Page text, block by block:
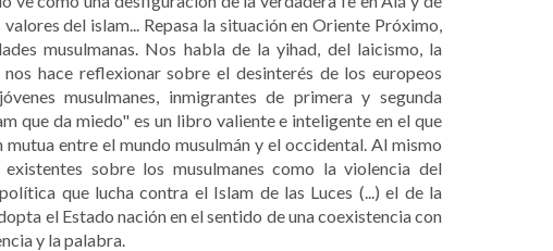
del islam... Repasa la situación en Oriente Próximo,
musulmanas. Nos habla de la yihad, del laicismo, la
hace reflexionar sobre el desinterés de los europeos
musulmanes, inmigrantes de primera y segunda
que da miedo" es un libro valiente e inteligente en el que
entre el mundo musulmán y el occidental. Al mismo
sobre los musulmanes como la violencia del
que lucha contra el Islam de las Luces (...) el de la
el Estado nación en el sentido de una coexistencia con
y la palabra.